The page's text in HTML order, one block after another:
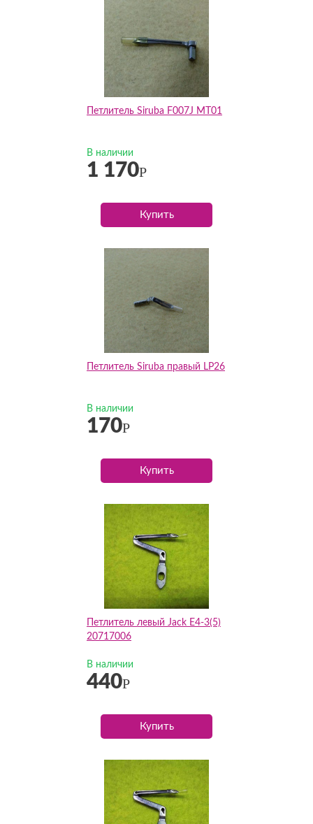
Петлитель Siruba F007J MT01
В наличии
1 170Р
Купить
Петлитель Siruba правый LP26
В наличии
170Р
Купить
Петлитель левый Jack E4-3(5)
20717006
В наличии
440Р
Купить